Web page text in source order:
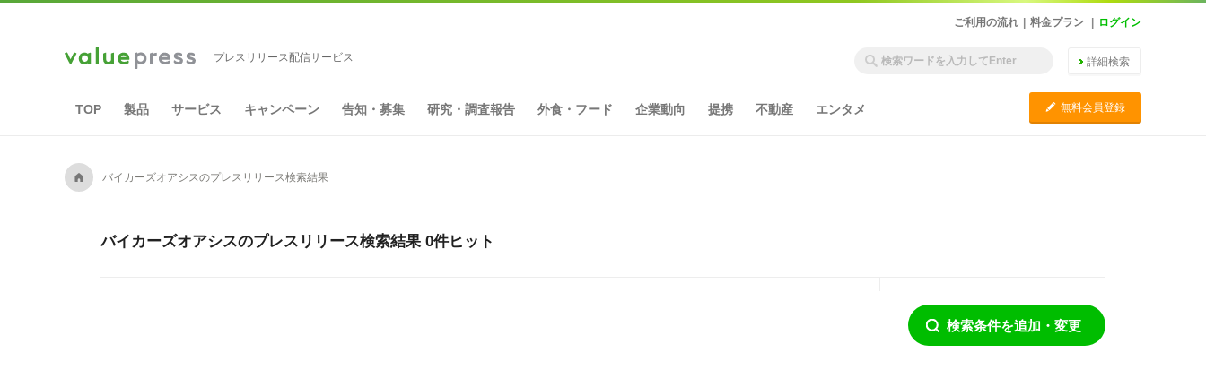
ご利用の流れ 料金プラン ログイン
プレスリリース配信サービス 詳細検索
TOP 製品 サービス キャンペーン 告知・募集 研究・調査報告 外食・フード 企業動向 提携 不動産 エンタメ C 無料会員登録
A バイカーズオアシスのプレスリリース検索結果
バイカーズオアシスのプレスリリース検索結果 0件ヒット
検索条件を追加・変更